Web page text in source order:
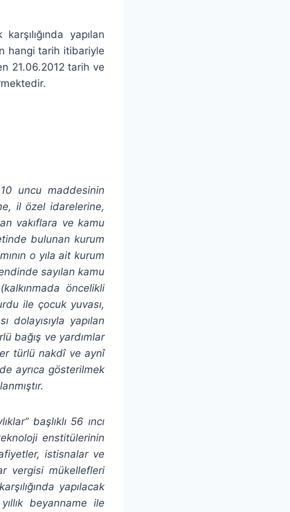
yapılan
hangi tarih itibariyle
21.06.2012 tarih ve
10 uncu maddesinin
il özel idarelerine,
vakıflara ve kamu
bulunan kurum
o yıla ait kurum
sayılan kamu
öncelikli
ile çocuk yuvası,
yapılan
bağış ve yardımlar
türlü nakdî ve aynî
ayrıca gösterilmek
başlıklı 56 ıncı
enstitülerinin
istisnalar ve
vergisi mükellefleri
yapılacak
beyanname ile